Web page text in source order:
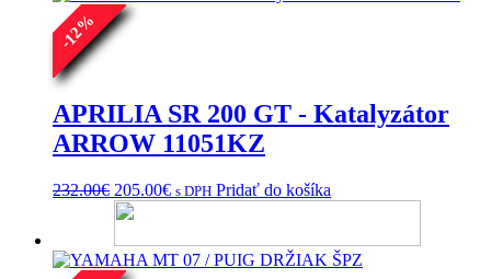
-
12
%
APRILIA SR 200 GT - Katalyzátor
ARROW 11051KZ
232.00€ Pôvodná
cena
232.00€.
205.00€Aktuálna
205.00€.
s DPH Pridať do košíka